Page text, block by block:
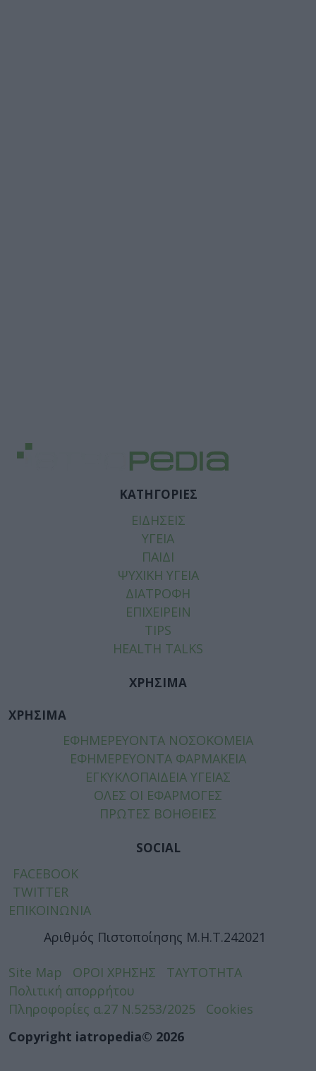
ΚΑΤΗΓΟΡΙΕΣ
ΕΙΔΗΣΕΙΣ
ΥΓΕΙΑ
ΠΑΙΔΙ
ΨΥΧΙΚΗ ΥΓΕΙΑ
ΔΙΑΤΡΟΦΗ
ΕΠΙΧΕΙΡΕΙΝ
TIPS
HEALTH TALKS
ΧΡΗΣΙΜΑ
ΧΡΗΣΙΜΑ
ΕΦΗΜΕΡΕΥΟΝΤΑ ΝΟΣΟΚΟΜΕΙΑ
ΕΦΗΜΕΡΕΥΟΝΤΑ ΦΑΡΜΑΚΕΙΑ
ΕΓΚΥΚΛΟΠΑΙΔΕΙΑ ΥΓΕΙΑΣ
ΟΛΕΣ ΟΙ ΕΦΑΡΜΟΓΕΣ
ΠΡΩΤΕΣ ΒΟΗΘΕΙΕΣ
SOCIAL
FACEBOOK
TWITTER
ΕΠΙΚΟΙΝΩΝΙΑ
Αριθμός Πιστοποίησης Μ.Η.Τ.242021
Site Map ΟΡΟΙ ΧΡΗΣΗΣ
ΤΑΥΤΟΤΗΤΑ
Πολιτική απορρήτου
Πληροφορίες α.27 Ν.5253/2025
Cookies
Copyright iatropedia© 2026